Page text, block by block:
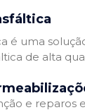
uma
de alta
e reparos